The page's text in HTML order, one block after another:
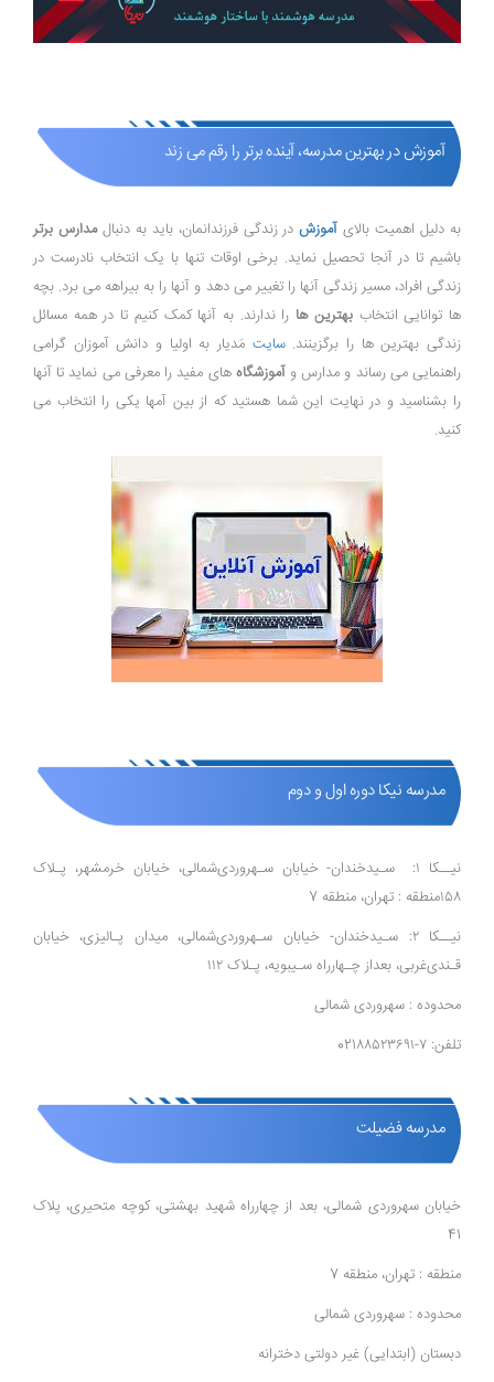
آموزش در بهترین مدرسه، آینده برتر را رقم می زند
به دلیل اهمیت بالای آموزشدر زندگی فرزندانمان، باید به دنبالمدارس برتر
باشیم تا در آنجا تحصیل نماید. برخی اوقات تنها با یک انتخاب نادرست در
زندگی افراد، مسیر زندگی آنها را تغییر می دهد و آنها را به بیراهه می برد. بچه
ها توانایی انتخاببهترین ها را ندارند. به آنها کمک کنیم تا در همه مسائل
زندگی بهترین ها را برگزینند.سایت مَدیار به اولیا و دانش آموزان گرامی
راهنمایی می رساند و مدارس وآموزشگاه های مفید را معرفی می نماید تا آنها
را بشناسید و در نهایت این شما هستید که از بین آمها یکی را انتخاب می
کنید.
مدرسه نیکا دوره اول و دوم
نیــکا ۱: سـیدخندان- خیابان سـهروردی‌شمالی، خیابان خرمشهر، پـلاک
۱۵۸منطقه : تهران، منطقه 7
نیــکا ۲: سـیدخندان- خیابان سـهروردی‌شمالی، میدان پـالیزی، خیابان
قـندی‌غربی، بعداز چـهار‌راه سـیبویه، پـلاک ۱۱۲
محدوده : سهروردی شمالی
تلفن: ۷-021۸۸۵۲۳۶۹۱
مدرسه فضیلت
خیابان سهروردی شمالی، بعد از چهارراه شهید بهشتی، کوچه متحیری، پلاک
41
منطقه : تهران، منطقه 7
محدوده : سهروردی شمالی
دبستان (ابتدایی) غیر دولتی دخترانه